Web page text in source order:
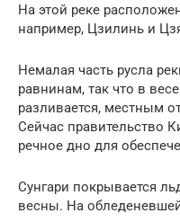
На этой реке
например, Цзилинь и
Немалая часть русла
равнинам, так что в
разливается, местным
Сейчас правительство
речное дно для
Сунгари покрывается
весны. На